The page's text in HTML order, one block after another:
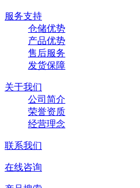
服务支持
仓储优势
产品优势
售后服务
发货保障
关于我们
公司简介
荣誉资质
经营理念
联系我们
在线咨询